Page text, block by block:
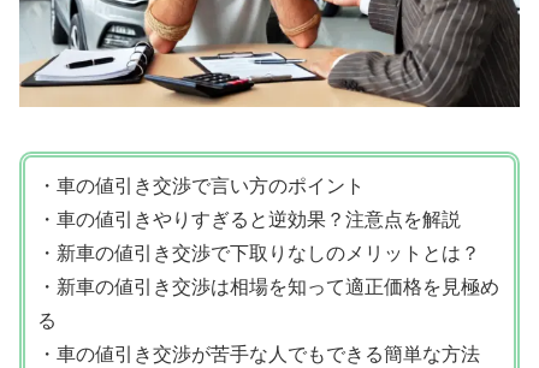
・車の値引き交渉で言い方のポイント
・車の値引きやりすぎると逆効果？注意点を解説
・新車の値引き交渉で下取りなしのメリットとは？
・新車の値引き交渉は相場を知って適正価格を見極め
る
・車の値引き交渉が苦手な人でもできる簡単な方法